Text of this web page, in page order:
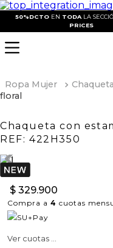
50%DCTO EN TODA LA
PRICES
Ropa Mujer
floral
Chaqueta con
REF: 422H350
$ 329.900
Compra a 4 cuotas
Ver cuotas ...